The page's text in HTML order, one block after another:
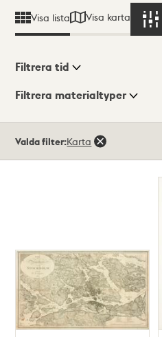
Visa lista Visa karta
Visningsläge
Filtrera tid
Filtrera materialtyper
träffar
Valda filter:Karta